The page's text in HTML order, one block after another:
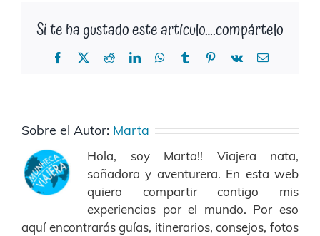
Si te ha gustado este artículo….compártelo
Facebook
X RedditLinkedInWhatsApp
TumblrPinterest
Vk
Correo
Sobre el Autor: Marta
Hola, soy Marta!! Viajera nata,
soñadora y aventurera. En esta web
quiero compartir contigo mis
experiencias por el mundo. Por eso
aquí encontrarás guías, itinerarios, consejos, fotos